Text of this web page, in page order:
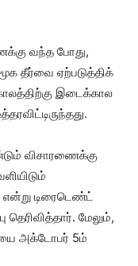
வந்த போது,
தீர்வை ஏற்படுத்திக்
இடைக்கால
விசாரணைக்கு
என்று டிரைடெண்ட்
மேலும்,
அக்டோபர் 5ம்